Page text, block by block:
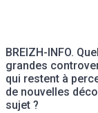
BREIZH-INFO.
grandes
qui restent à
de nouvelles
sujet ?